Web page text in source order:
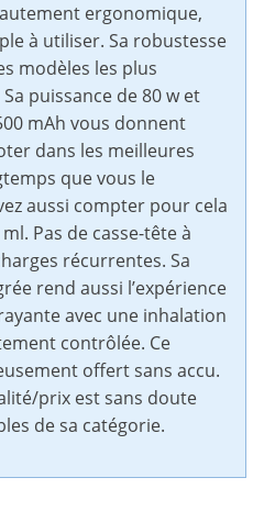
ergonomique,
à utiliser. Sa robustesse
modèles les plus
puissance de 80 w et
mAh vous donnent
dans les meilleures
que vous le
aussi compter pour cela
Pas de casse-tête à
récurrentes. Sa
rend aussi l’expérience
avec une inhalation
contrôlée. Ce
offert sans accu.
prix est sans doute
de sa catégorie.